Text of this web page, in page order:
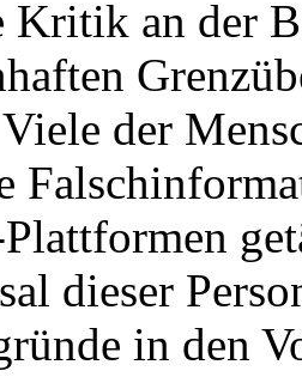
Kritik an der
der
dieser
in den